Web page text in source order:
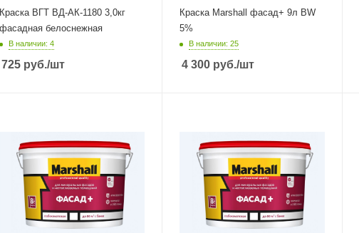
Краска ВГТ ВД-АК-1180 3,0кг
фасадная белоснежная
В наличии: 4
725 руб./шт
Краска Marshall фасад+ 9л BW
5%
В наличии: 25
4 300 руб./шт